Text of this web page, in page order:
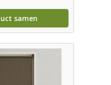
samen